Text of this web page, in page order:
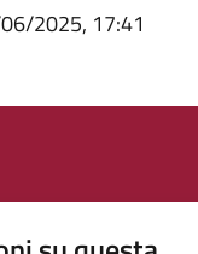
2025, 17:41